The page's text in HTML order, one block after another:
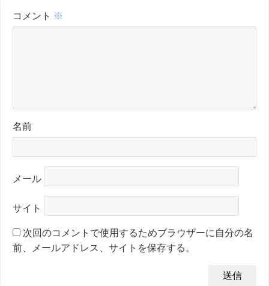
コメント ※
名前
メール
サイト
次回のコメントで使用するためブラウザーに自分の名
前、メールアドレス、サイトを保存する。